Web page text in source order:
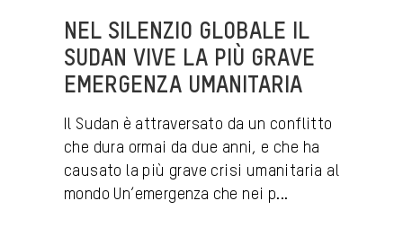
NEL SILENZIO GLOBALE IL
SUDAN VIVE LA PIÙ GRAVE
EMERGENZA UMANITARIA
Il Sudan è attraversato da un conflitto
che dura ormai da due anni, e che ha
causato la più grave crisi umanitaria al
mondo Un’emergenza che nei p...